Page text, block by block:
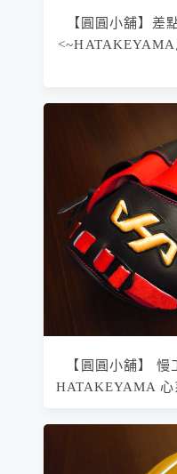
【圓圓小舖】差
【圓圓小舖】
HATAKEYAMA